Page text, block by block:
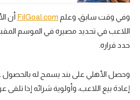
ركن الألعاب
أقسام خاصة
ميركاتو
تحقيق في الجول
وفي وقت سابق، وعلم FilGoal.com
أن
اللاعب في تحديد مصيره في الموسم
حدد قراره.
إعادة بيع اللاعب، وأولوية شرائه إذا تلقى